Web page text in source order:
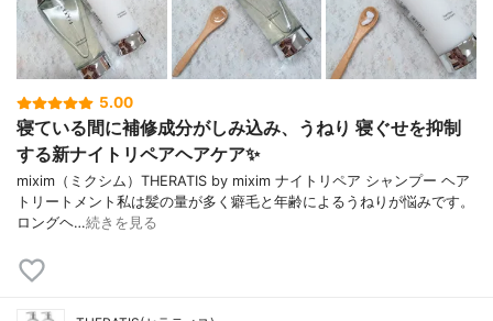
5.00
寝ている間に補修成分がしみ込み、うねり 寝ぐせを抑制
する新ナイトリペアヘアケア✨
mixim（ミクシム）THERATIS by mixim ナイトリペア シャンプー ヘア
トリートメント私は髪の量が多く癖毛と年齢によるうねりが悩みです。
ロングヘ…続きを見る